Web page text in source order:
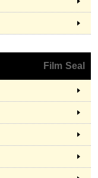
Film Seal